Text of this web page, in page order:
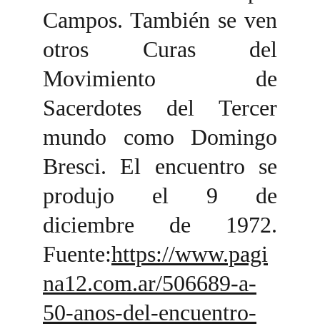
Campos. También se ven
otros Curas del
Movimiento de
Sacerdotes del Tercer
mundo como Domingo
Bresci. El encuentro se
produjo el 9 de
diciembre de 1972.
Fuente:https://www.pagi
na12.com.ar/506689-a-
50-anos-del-encuentro-